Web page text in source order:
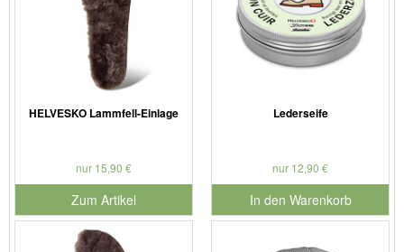
HELVESKO Lammfell-Einlage
nur 15,90 €
Zum Artikel
Lederseife
nur 12,90 €
In den Warenkorb
für Produktnummer 901127